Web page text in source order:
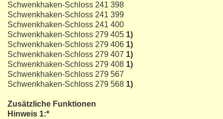
Schwenkhaken-Schloss 241 398
Schwenkhaken-Schloss 241 399
Schwenkhaken-Schloss 241 400
Schwenkhaken-Schloss 279 405 1)
Schwenkhaken-Schloss 279 406 1)
Schwenkhaken-Schloss 279 407 1)
Schwenkhaken-Schloss 279 408 1)
Schwenkhaken-Schloss 279 567
Schwenkhaken-Schloss 279 568 1)
Zusätzliche Funktionen
Hinweis 1:*